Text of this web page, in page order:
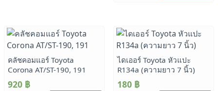
คลัชคอมแอร์ Toyota
Corona AT/ST-190, 191
920 ฿
ไดเออร์ Toyota หัวแปะ
R134a (ความยาว 7 นิ้ว)
180 ฿